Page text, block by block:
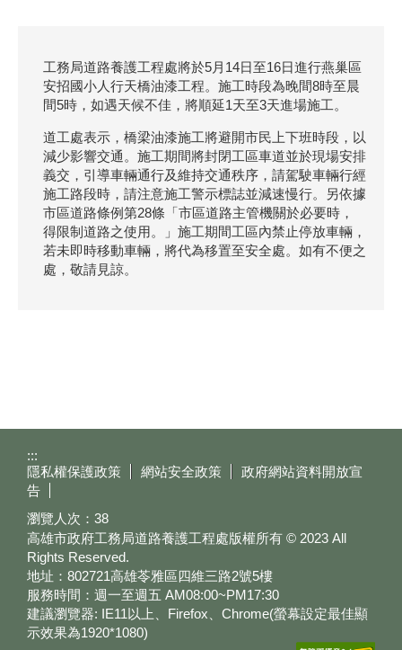
工務局道路養護工程處將於5月14日至16日進行燕巢區
安招國小人行天橋油漆工程。施工時段為晚間8時至晨
間5時，如遇天候不佳，將順延1天至3天進場施工。
道工處表示，橋梁油漆施工將避開市民上下班時段，以
減少影響交通。施工期間將封閉工區車道並於現場安排
義交，引導車輛通行及維持交通秩序，請駕駛車輛行經
施工路段時，請注意施工警示標誌並減速慢行。另依據
市區道路條例第28條「市區道路主管機關於必要時，
得限制道路之使用。」施工期間工區內禁止停放車輛，
若未即時移動車輛，將代為移置至安全處。如有不便之
處，敬請見諒。
:::
隱私權保護政策
網站安全政策
政府網站資料開放宣
告
瀏覽人次： 38
高雄市政府工務局道路養護工程處版權所有 © 2023 All
Rights Reserved.
地址：802721高雄苓雅區四維三路2號5樓
服務時間：週一至週五 AM08:00~PM17:30
建議瀏覽器: IE11以上、Firefox、Chrome(螢幕設定最佳顯
示效果為1920*1080)